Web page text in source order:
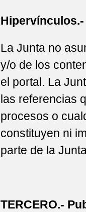
Hipervínculos.-
La Junta no
y/o de los
el portal. La
las referencias
procesos o
constituyen ni
parte de la
TERCERO.-